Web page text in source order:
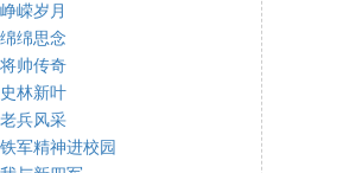
峥嵘岁月
绵绵思念
将帅传奇
史林新叶
老兵风采
铁军精神进校园